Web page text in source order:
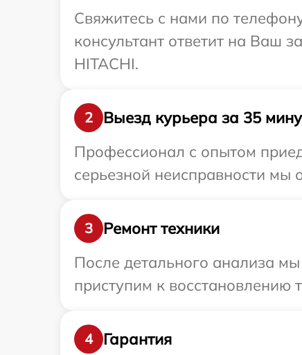
Свяжитесь с нами по
консультант ответит на Ваш
HITACHI.
2
Выезд курьера за 35
Профессионал с опытом
серьезной неисправности мы
3
Ремонт техники
После детального анализа
приступим к восстановлению
4
Гарантия